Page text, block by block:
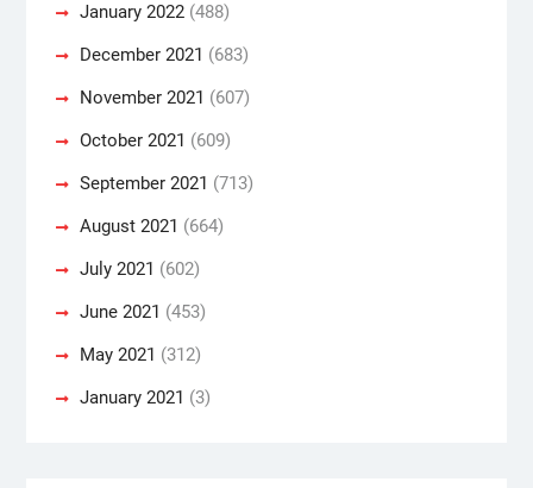
January 2022(488)
December 2021 (683)
November 2021 (607)
October 2021 (609)
September 2021 (713)
August 2021 (664)
July 2021 (602)
June 2021 (453)
May 2021 (312)
January 2021 (3)